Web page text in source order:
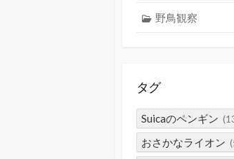
野鳥観察
タグ
Suicaのペンギン
おさかなライオン